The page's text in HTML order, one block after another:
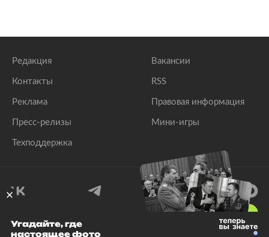
Редакция
Контакты
Реклама
Пресс-релизы
Техподдержка
Вакансии
RSS
Правовая информация
Мини-игры
© 1999–2026 Все права защищены.
Угадайте, где
настоящее фото